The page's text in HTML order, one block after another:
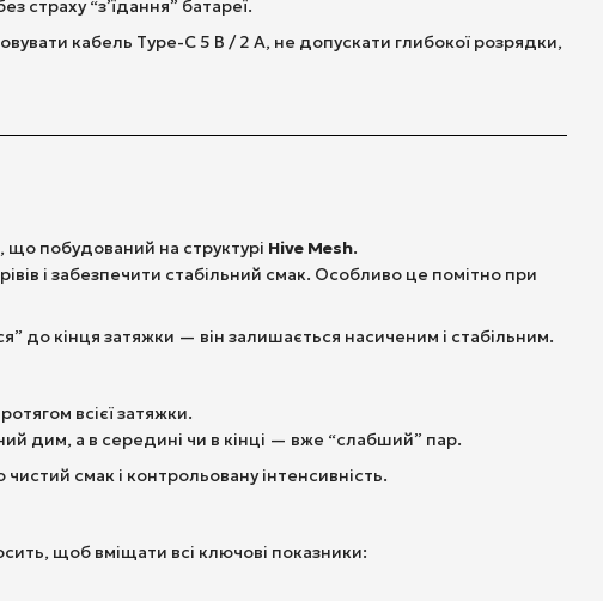
страху “з’їдання” батареї.
кабель Type-C 5 В / 2 А, не допускати глибокої розрядки,
, що побудований на структурі Hive Mesh.
і забезпечити стабільний смак. Особливо це помітно при
до кінця затяжки — він залишається насиченим і стабільним.
всієї затяжки.
дим, а в середині чи в кінці — вже “слабший” пар.
смак і контрольовану інтенсивність.
щоб вміщати всі ключові показники: